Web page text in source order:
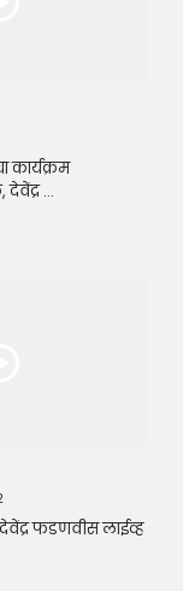
कार्यक्रम
...
फडणवीस लाईव्ह